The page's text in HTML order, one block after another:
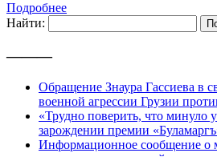
Подробнее
Найти:
———
Обращение Знаура Гассиева в
военной агрессии Грузии
«Трудно поверить, что минуло
зарождении премии
Информационное сообщение о